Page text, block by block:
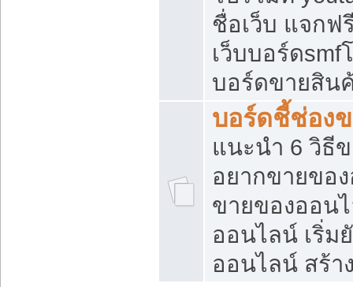
ชื่อเว็บ แจกฟ
เว็บบอร์ดsmf
บอร์ดขายสิน
บอร์ดชี้ช่อง
แนะนำ 6 วิธี
อยากขายขอ
ขายของออน
ออนไลน์ เริ่ม
ออนไลน์ สร้า